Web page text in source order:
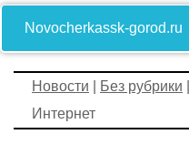
Novocherkassk-gorod.ru
Новости Без рубрики
Интернет